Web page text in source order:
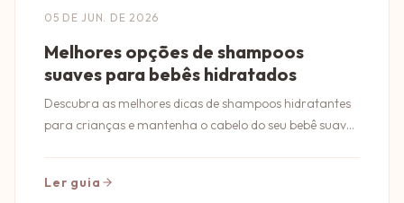
05 DE JUN. DE 2026
Melhores opções de shampoos
suaves para bebês hidratados
Descubra as melhores dicas de shampoos hidratantes
para crianças e mantenha o cabelo do seu bebê suave,
Ler guia